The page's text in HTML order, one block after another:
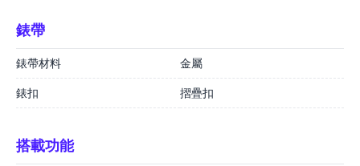
錶帶
錶帶材料 金屬
錶扣 摺疊扣
搭載功能